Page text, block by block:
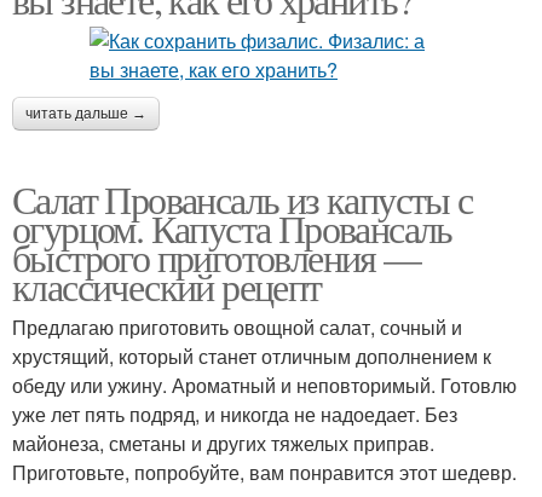
читать дальше →
Салат Провансаль из капусты с
огурцом. Капуста Провансаль
быстрого приготовления —
классический рецепт
Предлагаю приготовить овощной салат, сочный и
хрустящий, который станет отличным дополнением к
обеду или ужину. Ароматный и неповторимый. Готовлю
уже лет пять подряд, и никогда не надоедает. Без
майонеза, сметаны и других тяжелых приправ.
Приготовьте, попробуйте, вам понравится этот шедевр.